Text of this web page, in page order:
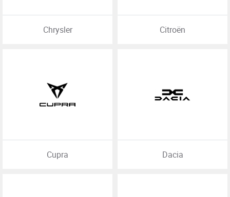
Chrysler Citroën
Cupra Dacia